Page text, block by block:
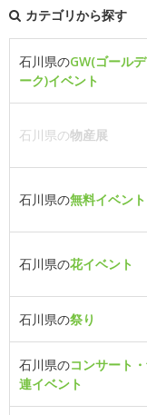
カテゴリから探す
石川県のGW(ゴール
ーク)イベント
石川県の物産展
石川県の無料イベント
石川県の花イベント
石川県の祭り
石川県のコンサート
連イベント